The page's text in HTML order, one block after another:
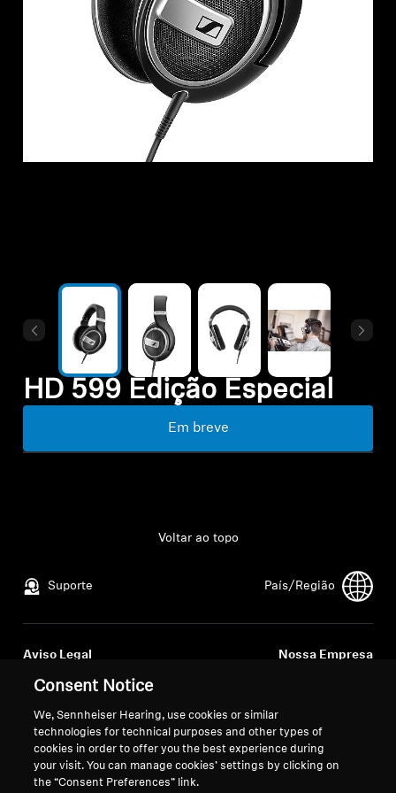
Todas as ofertas
Espaço Sonoro
Profissional
HD 599 Edição Especial
Em breve
Suporte
Voltar ao topo
País/Região
Aviso Legal
Política de Privacidade Global
Vendas Online a Consumidores
Política de Divulgação
Coordenada de Vulnerabilidades
Nossa Empresa
imprensa
Sala de imprensa
Consent Notice
We, Sennheiser Hearing, use cookies or similar
technologies for technical purposes and other types of
cookies in order to offer you the best experience during
your visit. You can manage cookies’ settings by clicking on
the “Consent Preferences” link.